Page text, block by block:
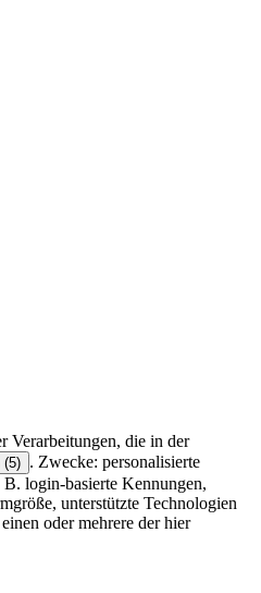
Verarbeitungen, die in der
(5) . Zwecke: personalisierte
login-basierte Kennungen,
unterstützte Technologien
oder mehrere der hier